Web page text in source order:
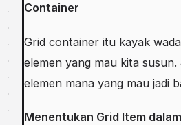
Container
Grid container itu kayak
elemen yang mau kita
elemen mana yang mau jadi
Menentukan Grid Item